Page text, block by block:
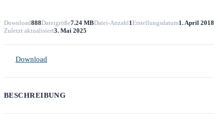
Download888Dateigröße7.24 MBDatei-Anzahl1Erstellungsdatum1. April 2018
Zuletzt aktualisiert3. Mai 2025
Download
BESCHREIBUNG